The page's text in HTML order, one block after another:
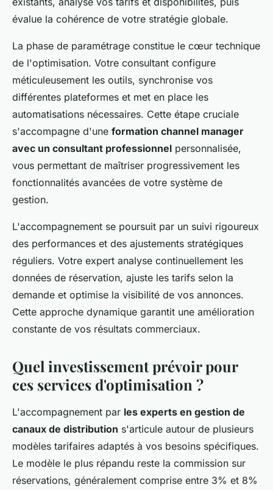
évalue la cohérence de votre stratégie globale.
La phase de paramétrage constitue le cœur technique
de l'optimisation. Votre consultant configure
méticuleusement les outils, synchronise vos
différentes plateformes et met en place les
automatisations nécessaires. Cette étape cruciale
s'accompagne d'une formation channel manager
avec un consultant professionnel personnalisée,
vous permettant de maîtriser progressivement les
fonctionnalités avancées de votre système de
gestion.
L'accompagnement se poursuit par un suivi rigoureux
des performances et des ajustements stratégiques
réguliers. Votre expert analyse continuellement les
données de réservation, ajuste les tarifs selon la
demande et optimise la visibilité de vos annonces.
Cette approche dynamique garantit une amélioration
constante de vos résultats commerciaux.
Quel investissement prévoir pour
ces services d'optimisation ?
L'accompagnement par les experts en gestion de
canaux de distribution s'articule autour de plusieurs
modèles tarifaires adaptés à vos besoins spécifiques.
Le modèle le plus répandu reste la commission sur
réservations, généralement comprise entre 3% et 8%